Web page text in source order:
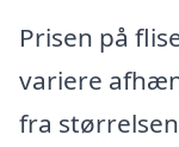
Prisen på
variere
fra